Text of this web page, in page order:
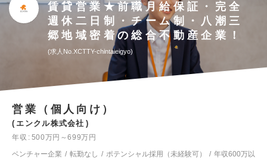
賃貸営業★前職月給保証・完全
週休二日制・チーム制・八潮三
郷地域密着の総合不動産企業！
求人No.XCTTY-chintaieigyo
営業（個人向け）
エンクル株式会社
年収
500万円～699万円
ベンチャー企業
転勤なし ポテンシャル採用（未経験可）
年収600万以